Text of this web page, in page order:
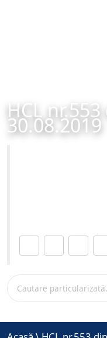
HCL
30.08.2019